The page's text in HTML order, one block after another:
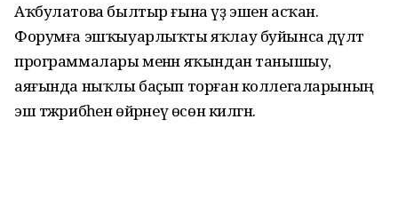
Аҡбулатова былтыр ғына үҙ эшен асҡан.
Форумға эшҡыуарлыҡты яҡлау буйынса дәүләт
программалары менән яҡындан танышыу,
аяғында ныҡлы баҫып торған коллегаларының
эш тәжрибәһен өйрәнеү өсөн килгән.